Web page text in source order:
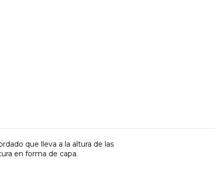
que lleva a la altura de las
en forma de capa.